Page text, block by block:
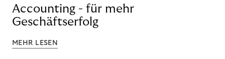
Accounting - für mehr
Geschäftserfolg
MEHR LESEN